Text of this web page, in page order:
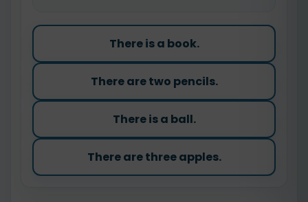
There is a book.
There are two pencils.
There is a ball.
There are three apples.